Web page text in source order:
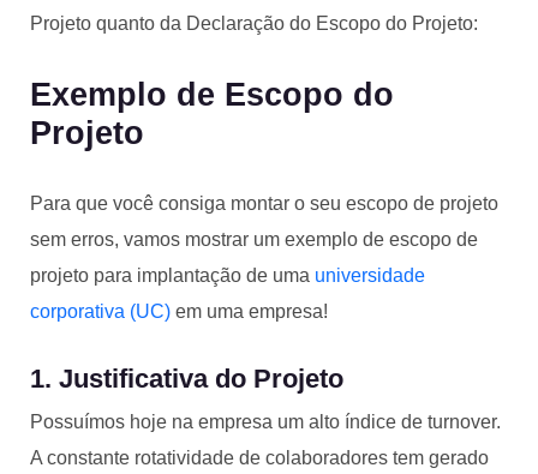
Projeto quanto da Declaração do Escopo do Projeto:
Exemplo de Escopo do
Projeto
Para que você consiga montar o seu escopo de projeto
sem erros, vamos mostrar um exemplo de escopo de
projeto para implantação de uma universidade
corporativa (UC) em uma empresa!
1. Justificativa do Projeto
Possuímos hoje na empresa um alto índice de turnover.
A constante rotatividade de colaboradores tem gerado